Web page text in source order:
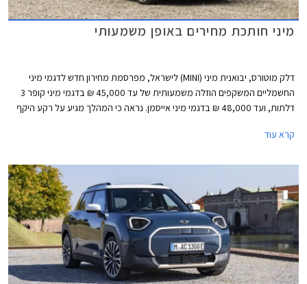
מיני חותכת מחירים באופן משמעותי
דלק מוטורס, יבואנית מיני (MINI) לישראל, מפרסמת מחירון חדש לדגמי מיני
החשמליים המשקפים הוזלה משמעותית של עד 45,000 ₪ בדגמי מיני קופר 3
דלתות, ועד 48,000 ₪ בדגמי מיני אייסמן. נראה כי המהלך מגיע על רקע היקף
יותר.
קרא עוד